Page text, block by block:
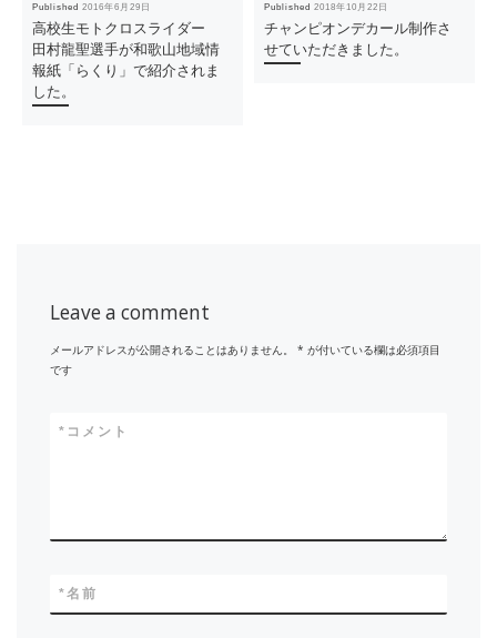
Published2016年6月29日
高校生モトクロスライダー
田村龍聖選手が和歌山地域情
報紙「らくり」で紹介されま
した。
Published2018年10月22日
チャンピオンデカール制作さ
せていただきました。
Leave a comment
メールアドレスが公開されることはありません。 * が付いている欄は必須項目
です
コメント
*
名前
*